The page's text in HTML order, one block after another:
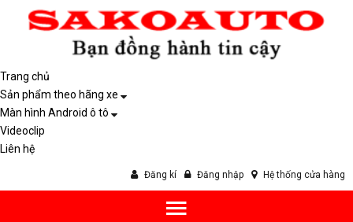
Trang chủ
Sản phẩm theo hãng xe
Màn hình Android ô tô
Videoclip
Liên hệ
Đăng kí Đăng nhập Hệ thống cửa hàng